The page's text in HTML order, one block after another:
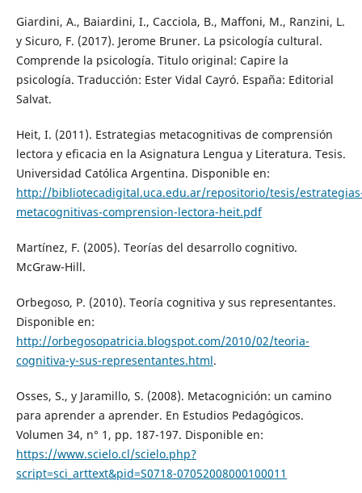
Giardini, A., Baiardini, I., Cacciola, B., Maffoni, M., Ranzini, L.
y Sicuro, F. (2017). Jerome Bruner. La psicología cultural.
Comprende la psicología. Titulo original: Capire la
psicología. Traducción: Ester Vidal Cayró. España: Editorial
Salvat.
Heit, I. (2011). Estrategias metacognitivas de comprensión
lectora y eficacia en la Asignatura Lengua y Literatura. Tesis.
Universidad Católica Argentina. Disponible en:
http://bibliotecadigital.uca.edu.ar/repositorio/tesis/
metacognitivas-comprension-lectora-heit.pdf
Martínez, F. (2005). Teorías del desarrollo cognitivo.
McGraw-Hill.
Orbegoso, P. (2010). Teoría cognitiva y sus representantes.
Disponible en:
http://orbegosopatricia.blogspot.com/2010/02/teoria-
cognitiva-y-sus-representantes.html.
Osses, S., y Jaramillo, S. (2008). Metacognición: un camino
para aprender a aprender. En Estudios Pedagógicos.
Volumen 34, n° 1, pp. 187-197. Disponible en:
https://www.scielo.cl/scielo.php?
script=sci_arttext&pid=S0718-07052008000100011